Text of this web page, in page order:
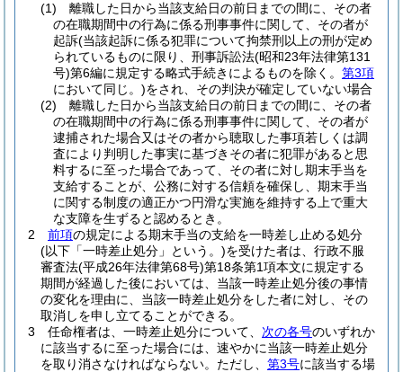
(1)
離職した日から当該支給日の前日までの間に、その者
の在職期間中の行為に係る刑事事件に関して、その者が
起訴(当該起訴に係る犯罪について拘禁刑以上の刑が定め
られているものに限り、刑事訴訟法(昭和23年法律第131
号)第6編に規定する略式手続きによるものを除く。 第3項
において同じ。)をされ、その判決が確定していない場合
(2)
離職した日から当該支給日の前日までの間に、その者
の在職期間中の行為に係る刑事事件に関して、その者が
逮捕された場合又はその者から聴取した事項若しくは調
査により判明した事実に基づきその者に犯罪があると思
料するに至った場合であって、その者に対し期末手当を
支給することが、公務に対する信頼を確保し、期末手当
に関する制度の適正かつ円滑な実施を維持する上で重大
な支障を生ずると認めるとき。
2
前項の規定による期末手当の支給を一時差し止める処分
(以下「一時差止処分」という。)を受けた者は、行政不服
審査法(平成26年法律第68号)第18条第1項本文に規定する
期間が経過した後においては、当該一時差止処分後の事情
の変化を理由に、当該一時差止処分をした者に対し、その
取消しを申し立てることができる。
3
任命権者は、一時差止処分について、 次の各号のいずれか
に該当するに至った場合には、速やかに当該一時差止処分
を取り消さなければならない。 ただし、 第3号に該当する場